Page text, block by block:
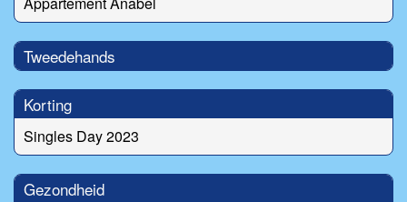
Tweedehands
Korting
Singles Day 2023
Gezondheid